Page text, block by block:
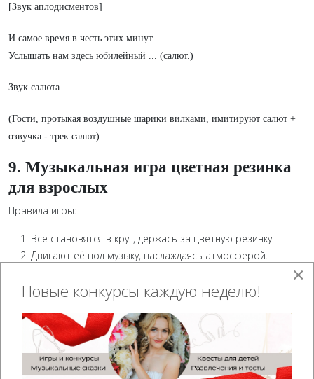
[Звук аплодисментов]
И самое время в честь этих минут
Услышать нам здесь юбилейный ... (салют.)
Звук салюта.
(Гости, протыкая воздушные шарики вилками, имитируют салют +
озвучка - трек салют)
9. Музыкальная игра цветная резинка
для взрослых
Правила игры:
Все становятся в круг, держась за цветную резинку.
Двигают её под музыку, наслаждаясь атмосферой.
После команды «Стоп!» те, у кого в руках определённый цвет,
выходят в центр и выполняют креативные задания, которые
могут включать в себя танцы, импровизацию или забавные
задания: повторить смешной звук либо скороговорку,
покрутить попой, станцевать лезгинку, пропеть песню и
поцеловать всех)
×
Новые конкурсы каждую неделю!